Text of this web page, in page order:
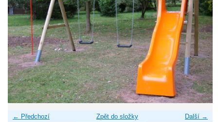
← Předchozí Další →
Zpět do složky